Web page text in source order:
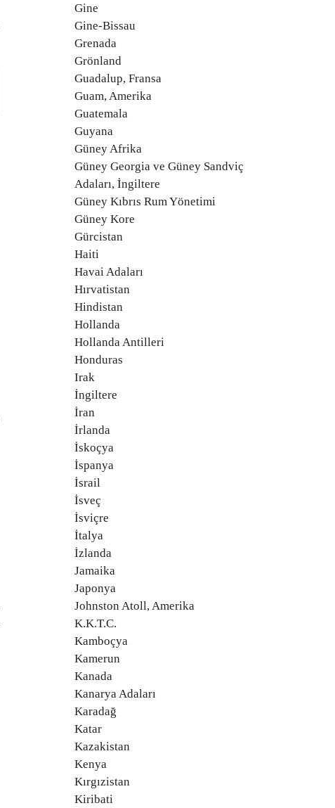
Gine
Gine-Bissau
Grenada
Grönland
Guadalup, Fransa
Guam, Amerika
Guatemala
Guyana
Güney Afrika
Güney Georgia ve Güney Sandviç
Adaları, İngiltere
Güney Kıbrıs Rum Yönetimi
Güney Kore
Gürcistan
Haiti
Havai Adaları
Hırvatistan
Hindistan
Hollanda
Hollanda Antilleri
Honduras
Irak
İngiltere
İran
İrlanda
İskoçya
İspanya
İsrail
İsveç
İsviçre
İtalya
İzlanda
Jamaika
Japonya
Johnston Atoll, Amerika
K.K.T.C.
Kamboçya
Kamerun
Kanada
Kanarya Adaları
Karadağ
Katar
Kazakistan
Kenya
Kırgızistan
Kiribati